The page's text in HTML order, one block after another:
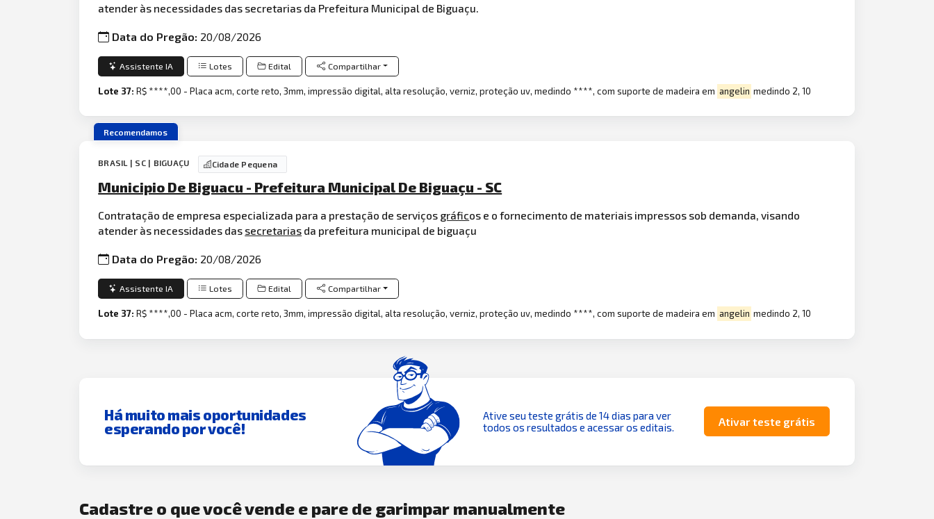
atender às necessidades das secretarias da Prefeitura Municipal de Biguaçu.
Data do Pregão: 20/08/2026
Assistente IA Lotes Edital Compartilhar
Lote 37:R$ ****,00 - Placa acm, corte reto, 3mm, impressão digital, alta resolução, verniz, proteção uv, medindo ****, com suporte de madeira em angelin medindo 2, 10
Recomendamos
BRASIL | SC | BIGUAÇU Cidade Pequena
Municipio De Biguacu - Prefeitura Municipal De Biguaçu - SC
Contratação de empresa especializada para a prestação de serviços gráficos e o fornecimento de materiais impressos sob demanda, visando
atender às necessidades das secretarias da prefeitura municipal de biguaçu
Data do Pregão: 20/08/2026
Assistente IA Lotes Edital Compartilhar
Lote 37:R$ ****,00 - Placa acm, corte reto, 3mm, impressão digital, alta resolução, verniz, proteção uv, medindo ****, com suporte de madeira em angelin medindo 2, 10
Há muito mais oportunidades
esperando por você!
Ative seu teste grátis de 14 dias para ver
todos os resultados e acessar os editais.
Ativar teste grátis
Cadastre o que você vende e pare de garimpar manualmente